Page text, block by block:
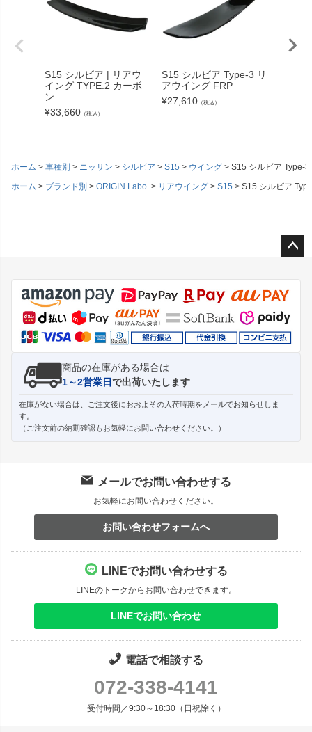
S15 シルビア | リアウ
イング TYPE.2 カーボ
ン
¥33,660 （税込）
S15 シルビア Type-3 リ
アウイング FRP
¥27,610 （税込）
ホーム 車種別 ニッサン シルビア S15 ウイング
S15 シルビア Type-
ホーム
ブランド別 ORIGIN Labo. リアウイング S15 S15 シルビア
ジト
ップ
へ
商品の在庫がある場合は
1～2営業日で出荷いたします
在庫がない場合は、ご注文後におおよその入荷時期をメールでお知らせしま
す。
（ご注文前の納期確認もお気軽にお問い合わせください。）
メールでお問い合わせする
お気軽にお問い合わせください。
お問い合わせフォームへ
LINEでお問い合わせする
LINEのトークからお問い合わせできます。
LINEでお問い合わせ
電話で相談する
072-338-4141
受付時間／9:30～18:30（日祝除く）